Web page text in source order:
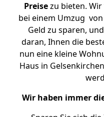
Preisezu bieten.
bei einem Umzug
Geld zu sparen,
daran, Ihnen die
nun eine kleine
Haus in
Wir haben immer